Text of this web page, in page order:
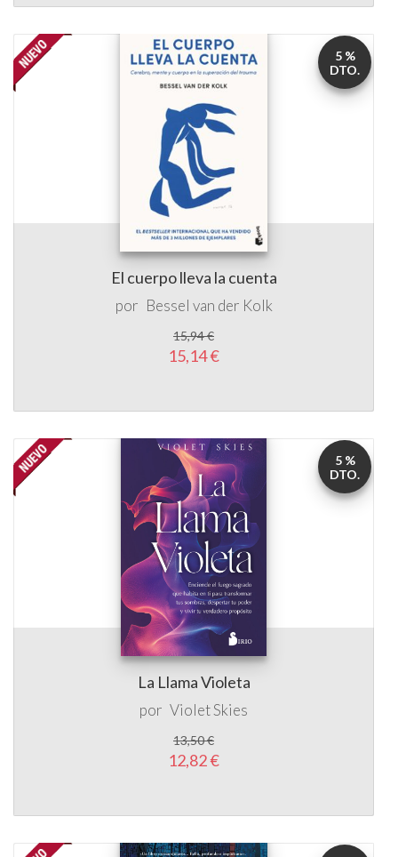
El cuerpo lleva la cuenta
por Bessel van der Kolk
15,94 €
15,14 €
5 %
DTO.
La Llama Violeta
por Violet Skies
13,50 €
12,82 €
5 %
DTO.